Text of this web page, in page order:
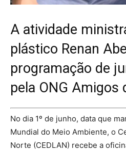
A atividade
plástico Renan
programação de
pela ONG Amigos
No dia 1º de junho, data que
Mundial do Meio Ambiente, o
Norte (CEDLAN) recebe a